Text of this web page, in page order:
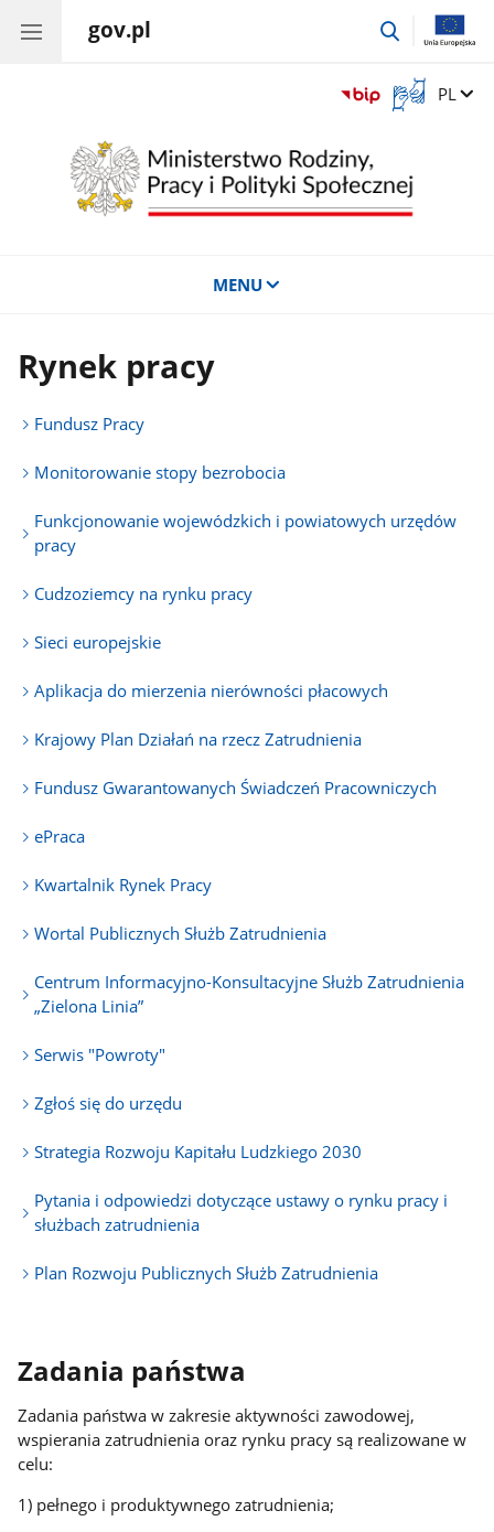
gov.pl
przejdź
Otwórz
okno
języka
migowego
Zmień
PL
MENU
Rynek pracy
Fundusz Pracy
Monitorowanie stopy bezrobocia
Funkcjonowanie wojewódzkich i powiatowych urzędów
pracy
Cudzoziemcy na rynku pracy
Sieci europejskie
Aplikacja do mierzenia nierówności płacowych
Krajowy Plan Działań na rzecz Zatrudnienia
Fundusz Gwarantowanych Świadczeń Pracowniczych
ePraca
Kwartalnik Rynek Pracy
Wortal Publicznych Służb Zatrudnienia
Centrum Informacyjno-Konsultacyjne Służb Zatrudnienia
„Zielona Linia”
Serwis "Powroty"
Zgłoś się do urzędu
Strategia Rozwoju Kapitału Ludzkiego 2030
Pytania i odpowiedzi dotyczące ustawy o rynku pracy i
służbach zatrudnienia
Plan Rozwoju Publicznych Służb Zatrudnienia
Zadania państwa
Zadania państwa w zakresie aktywności zawodowej,
wspierania zatrudnienia oraz rynku pracy są realizowane w
celu:
1) pełnego i produktywnego zatrudnienia;